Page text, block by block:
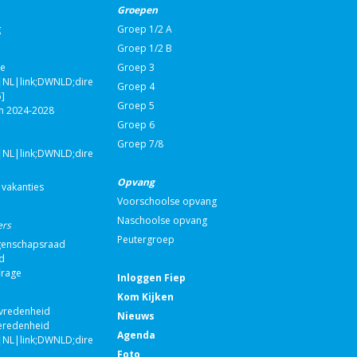
2024-2028
Groepen
Groep 1/2 A
Groep 1/2 B
Groep 3
Groep 4
Groep 5
Groep 6
Groep 7/8
Opvang
Voorschoolse opvang
Naschoolse opvang
Peutergroep
Inloggen Fiep
Kom Kijken
Nieuws
Agenda
Foto